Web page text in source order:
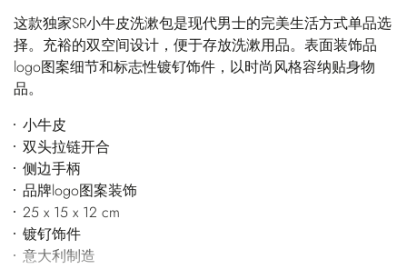
这款独家SR小牛皮洗漱包是现代男士的完美生活方式单品选
择。充裕的双空间设计，便于存放洗漱用品。表面装饰品
logo图案细节和标志性镀钌饰件，以时尚风格容纳贴身物
品。
小牛皮
双头拉链开合
侧边手柄
品牌logo图案装饰
25 x 15 x 12 cm
镀钌饰件
意大利制造